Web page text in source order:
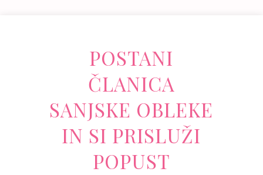
POSTANI
ČLANICA
SANJSKE OBLEKE
IN SI PRISLUŽI
POPUST